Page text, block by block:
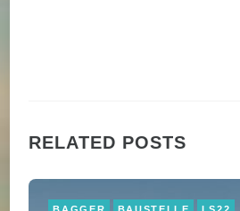
RELATED POSTS
BAGGER BAUSTELLE LS22